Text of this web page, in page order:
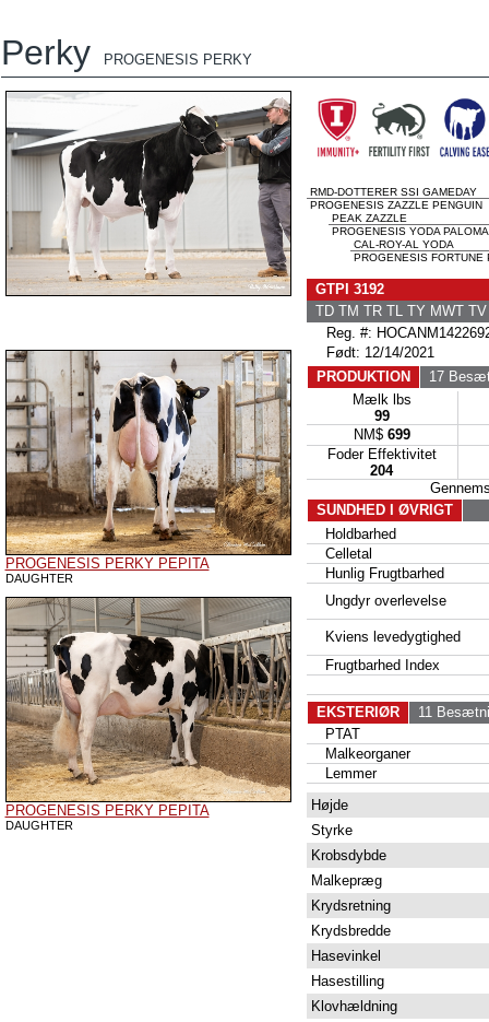
Perky PROGENESIS PERKY
PROGENESIS PERKY PEPITA
DAUGHTER
PROGENESIS PERKY PEPITA
DAUGHTER
RMD-DOTTERER SSI GAMEDAY
PROGENESIS ZAZZLE PENGUIN
PEAK ZAZZLE
PROGENESIS YODA
CAL-ROY-AL YODA
PROGENESIS FORTUNE
GTPI 3192
TD TM TR TL TY MWT
Reg. #:
Født: 12/14/2021
PRODUKTION
17
Mælk lbs
99
NM$ 699
Foder Effektivitet
204
SUNDHED I ØVRIGT
Holdbarhed
Celletal
Hunlig Frugtbarhed
Ungdyr overlevelse
Kviens levedygtighed
Frugtbarhed Index
EKSTERIØR
11
PTAT
Malkeorganer
Lemmer
Højde
Styrke
Krobsdybde
Malkepræg
Krydsretning
Krydsbredde
Hasevinkel
Hasestilling
Klovhældning